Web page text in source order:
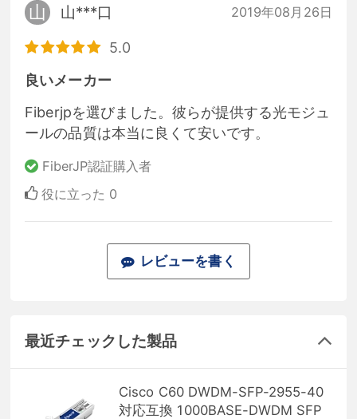
山 山***口 2019年08月26日
5.0
良いメーカー
Fiberjpを選びました。彼らが提供する光モジュ
ールの品質は本当に良くて安いです。
FiberJP認証購入者
役に立った 0
レビューを書く
最近チェックした製品
Cisco C60 DWDM-SFP-2955-40
対応互換 1000BASE-DWDM SFP